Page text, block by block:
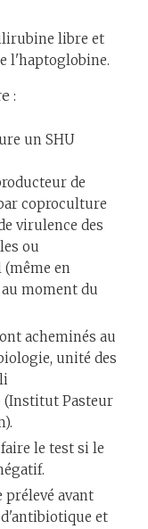
libre et
l'haptoglobine.
:
un SHU
de
coproculture
virulence des
ou
en
au moment du
acheminés au
unité des
(Institut Pasteur
le test si le
avant
et